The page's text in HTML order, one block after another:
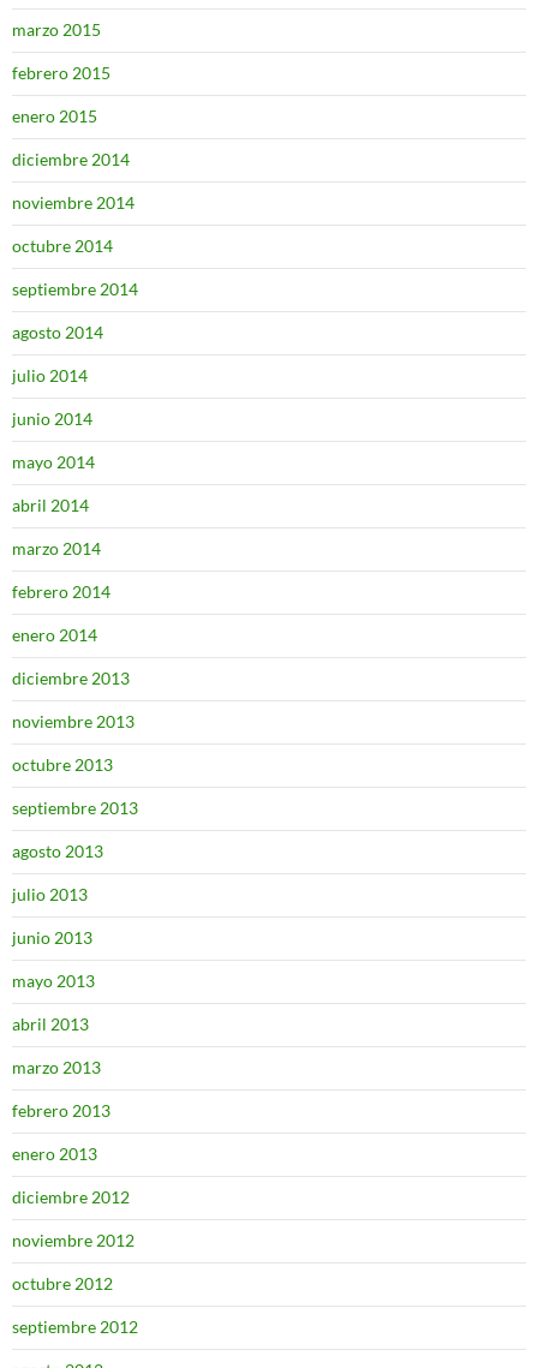
marzo 2015
febrero 2015
enero 2015
diciembre 2014
noviembre 2014
octubre 2014
septiembre 2014
agosto 2014
julio 2014
junio 2014
mayo 2014
abril 2014
marzo 2014
febrero 2014
enero 2014
diciembre 2013
noviembre 2013
octubre 2013
septiembre 2013
agosto 2013
julio 2013
junio 2013
mayo 2013
abril 2013
marzo 2013
febrero 2013
enero 2013
diciembre 2012
noviembre 2012
octubre 2012
septiembre 2012